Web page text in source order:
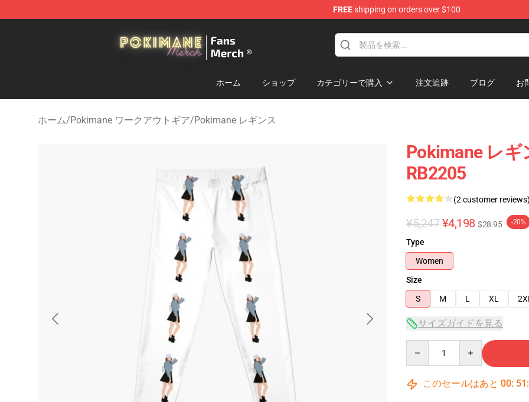
FREEshipping on orders over $100
ホーム ショップ カテゴリーで購入 注文追跡 ブログ お
ホーム/Pokimane ワークアウトギア/Pokimane レギンス
Pokimane レギ
RB2205
(2 customer reviews)
¥5,247 ¥4,198 $28.95 -20%
Type
Women
Size
S
M L XL 2XL
サイズガイドを見る
このセールはあと 00: 51 :